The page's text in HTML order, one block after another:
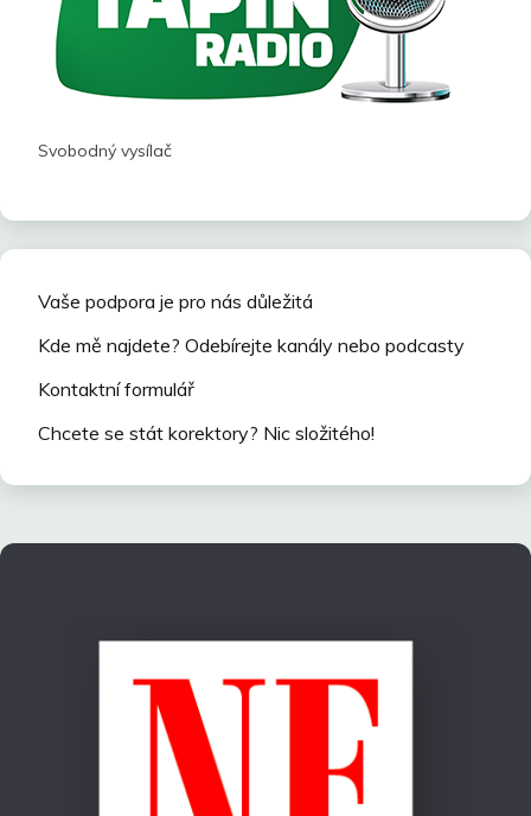
Svobodný vysílač
Vaše podpora je pro nás důležitá
Kde mě najdete? Odebírejte kanály nebo podcasty
Kontaktní formulář
Chcete se stát korektory? Nic složitého!